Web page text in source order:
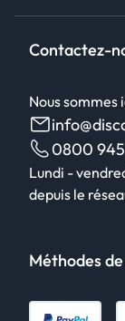
Contactez-
Nous sommes
0800
Lundi -
depuis le
Méthodes